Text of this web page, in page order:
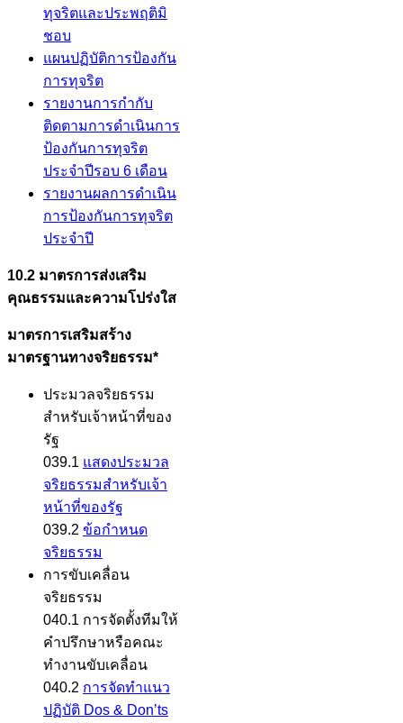
ทุจริตและประพฤติมิ
ชอบ
แผนปฏิบัติการป้องกัน
การทุจริต
รายงานการกำกับ
ติดตามการดำเนินการ
ป้องกันการทุจริต
ประจำปีรอบ 6 เดือน
รายงานผลการดำเนิน
การป้องกันการทุจริต
ประจำปี
10.2 มาตรการส่งเสริม
คุณธรรมและความโปร่งใส
มาตรการเสริมสร้าง
มาตรฐานทางจริยธรรม*
ประมวลจริยธรรม
สำหรับเจ้าหน้าที่ของ
รัฐ
039.1 แสดงประมวล
จริยธรรมสำหรับเจ้า
หน้าที่ของรัฐ
039.2 ข้อกำหนด
จริยธรรม
การขับเคลื่อน
จริยธรรม
040.1 การจัดตั้งทีมให้
คำปรึกษาหรือคณะ
ทำงานขับเคลื่อน
040.2 การจัดทำแนว
ปฏิบัติ Dos & Don’ts